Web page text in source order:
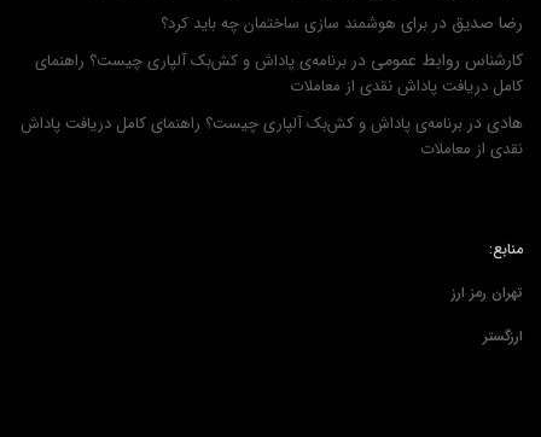
رضا صدیق در برای هوشمند سازی ساختمان چه باید کرد؟
کارشناس روابط عمومی در برنامه‌ی پاداش و کش‌بک آلپاری چیست؟ راهنمای
کامل دریافت پاداش نقدی از معاملات
هادی در برنامه‌ی پاداش و کش‌بک آلپاری چیست؟ راهنمای کامل دریافت پاداش
نقدی از معاملات
منابع:
تهران رمز ارز
ارزگستر